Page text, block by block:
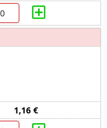
1,16 €